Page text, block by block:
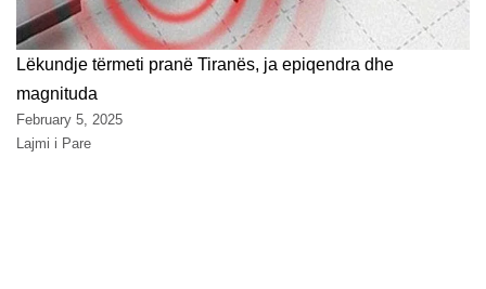
Lëkundje tërmeti pranë Tiranës, ja epiqendra dhe
magnituda
February 5, 2025
Lajmi i Pare